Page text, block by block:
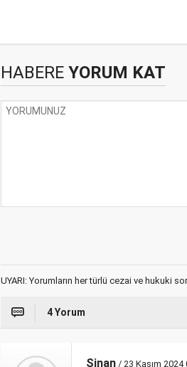
HABERE YORUM KAT
UYARI: Yorumların her türlü cezai ve hukuki
4 Yorum
Sinan / 23 Kasım 2024